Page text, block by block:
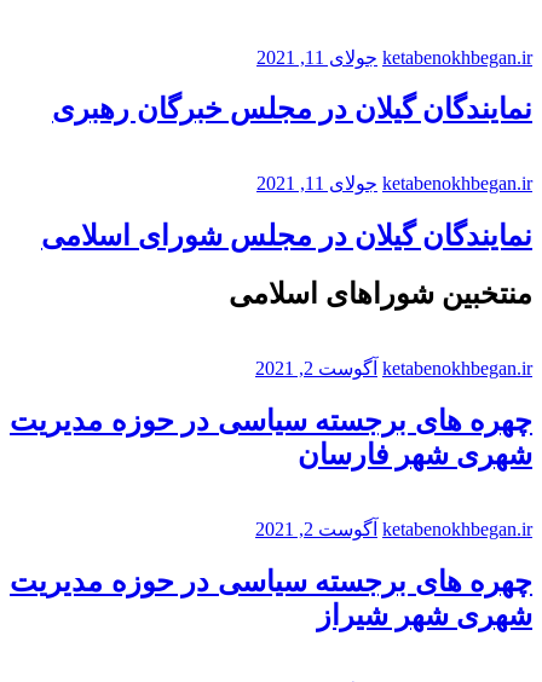
ketabenokhbegan.ir جولای 11, 2021
نمایندگان گیلان در مجلس خبرگان رهبری
ketabenokhbegan.ir جولای 11, 2021
نمایندگان گیلان در مجلس شورای اسلامی
منتخبین شوراهای اسلامی
ketabenokhbegan.ir آگوست 2, 2021
چهره های برجسته سیاسی در حوزه مدیریت
شهری شهر فارسان
ketabenokhbegan.ir آگوست 2, 2021
چهره های برجسته سیاسی در حوزه مدیریت
شهری شهر شیراز